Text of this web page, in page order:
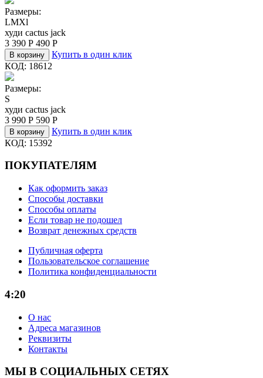
Размеры:
LMXl
худи cactus jack
3 390 Р 490 Р
В корзину
Купить в один клик
КОД: 18612
Размеры:
S
худи cactus jack
3 990 Р 590 Р
В корзину
Купить в один клик
КОД: 15392
ПОКУПАТЕЛЯМ
Как оформить заказ
Способы доставки
Способы оплаты
Если товар не подошел
Возврат денежных средств
Публичная оферта
Пользовательское соглашение
Политика конфиденциальности
4:20
О нас
Адреса магазинов
Реквизиты
Контакты
МЫ В СОЦИАЛЬНЫХ СЕТЯХ